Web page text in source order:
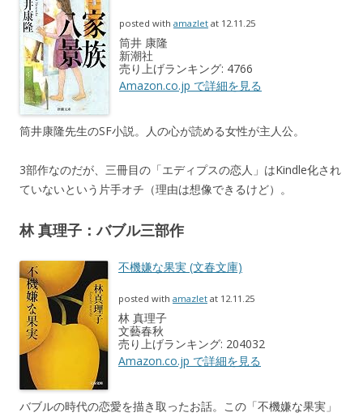
posted with amazlet at 12.11.25
筒井 康隆
新潮社
売り上げランキング: 4766
Amazon.co.jp で詳細を見る
筒井康隆先生のSF小説。人の心が読める女性が主人公。
3部作なのだが、三冊目の「エディプスの恋人」はKindle化され
ていないという片手オチ（理由は想像できるけど）。
林 真理子：バブル三部作
不機嫌な果実 (文春文庫)
posted with amazlet at 12.11.25
林 真理子
文藝春秋
売り上げランキング: 204032
Amazon.co.jp で詳細を見る
バブルの時代の恋愛を描き取ったお話。この「不機嫌な果実」